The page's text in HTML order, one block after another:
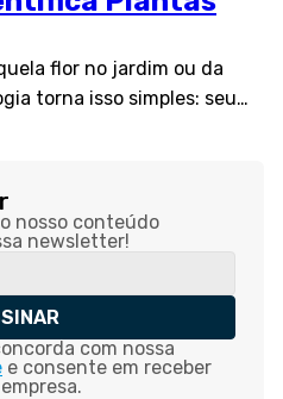
flor no jardim ou da
torna isso simples: seu…
nosso conteúdo
newsletter!
com nossa
e consente em receber